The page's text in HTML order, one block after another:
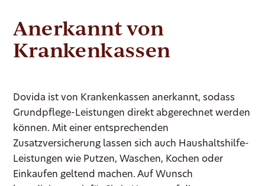
Anerkannt von
Krankenkassen
Dovida ist von Krankenkassen anerkannt, sodass
Grundpflege-Leistungen direkt abgerechnet werden
können. Mit einer entsprechenden
Zusatzversicherung lassen sich auch Haushaltshilfe-
Leistungen wie Putzen, Waschen, Kochen oder
Einkaufen geltend machen. Auf Wunsch